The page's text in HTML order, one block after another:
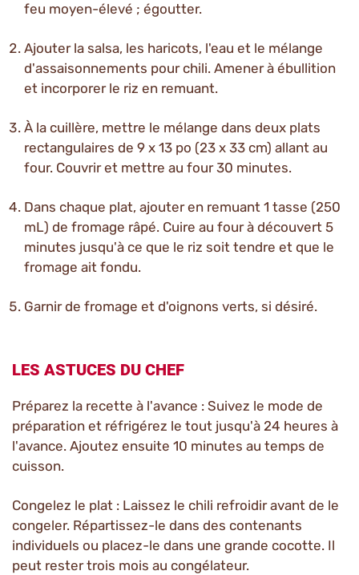
feu moyen-élevé ; égoutter.
Ajouter la salsa, les haricots, l'eau et le mélange
d'assaisonnements pour chili. Amener à ébullition
et incorporer le riz en remuant.
À la cuillère, mettre le mélange dans deux plats
rectangulaires de 9 x 13 po (23 x 33 cm) allant au
four. Couvrir et mettre au four 30 minutes.
Dans chaque plat, ajouter en remuant 1 tasse (250
mL) de fromage râpé. Cuire au four à découvert 5
minutes jusqu'à ce que le riz soit tendre et que le
fromage ait fondu.
Garnir de fromage et d'oignons verts, si désiré.
LES ASTUCES DU CHEF
Préparez la recette à l'avance : Suivez le mode de
préparation et réfrigérez le tout jusqu'à 24 heures à
l'avance. Ajoutez ensuite 10 minutes au temps de
cuisson.
Congelez le plat : Laissez le chili refroidir avant de le
congeler. Répartissez-le dans des contenants
individuels ou placez-le dans une grande cocotte. Il
peut rester trois mois au congélateur.